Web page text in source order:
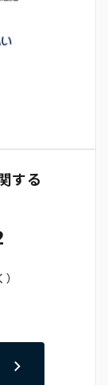
する